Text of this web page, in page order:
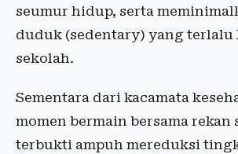
seumur hidup, serta
duduk (sedentary) yang terlalu
sekolah.
Sementara dari kacamata
momen bermain bersama rekan
terbukti ampuh mereduksi